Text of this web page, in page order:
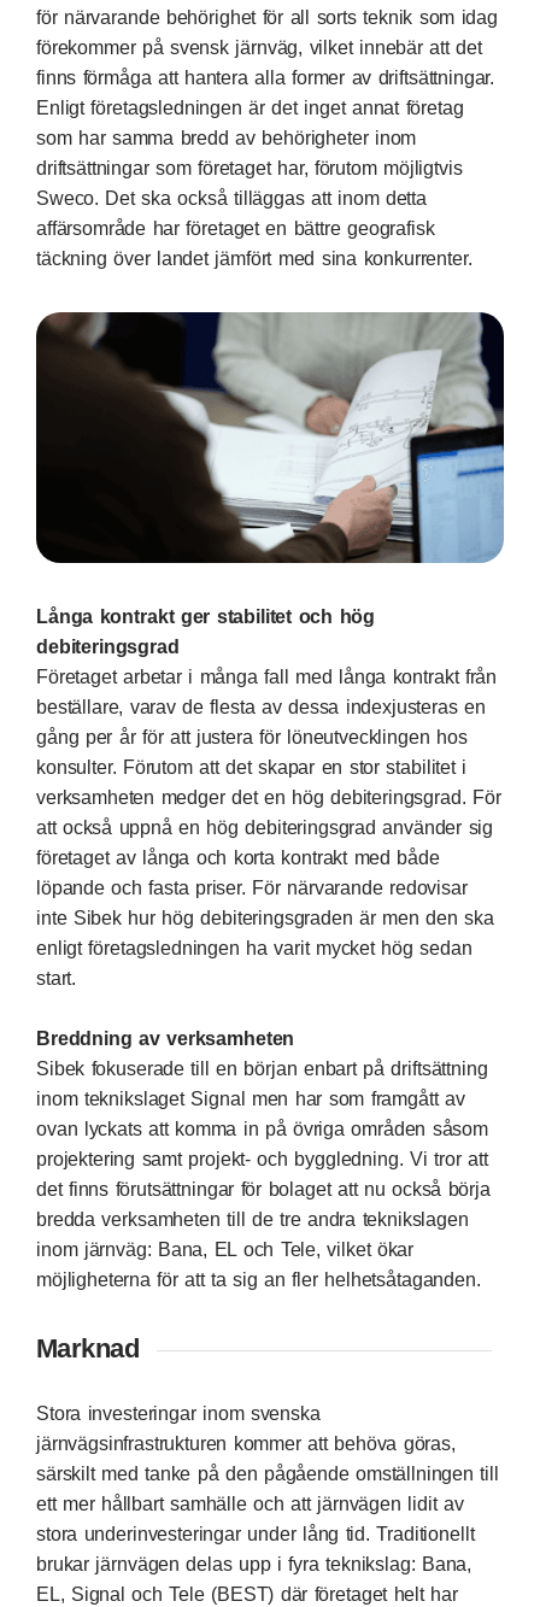
för närvarande behörighet för all sorts teknik som idag
förekommer på svensk järnväg, vilket innebär att det
finns förmåga att hantera alla former av driftsättningar.
Enligt företagsledningen är det inget annat företag
som har samma bredd av behörigheter inom
driftsättningar som företaget har, förutom möjligtvis
Sweco. Det ska också tilläggas att inom detta
affärsområde har företaget en bättre geografisk
täckning över landet jämfört med sina konkurrenter.
Långa kontrakt ger stabilitet och hög
debiteringsgrad
Företaget arbetar i många fall med långa kontrakt från
beställare, varav de flesta av dessa indexjusteras en
gång per år för att justera för löneutvecklingen hos
konsulter. Förutom att det skapar en stor stabilitet i
verksamheten medger det en hög debiteringsgrad. För
att också uppnå en hög debiteringsgrad använder sig
företaget av långa och korta kontrakt med både
löpande och fasta priser. För närvarande redovisar
inte Sibek hur hög debiteringsgraden är men den ska
enligt företagsledningen ha varit mycket hög sedan
start.
Breddning av verksamheten
Sibek fokuserade till en början enbart på driftsättning
inom teknikslaget Signal men har som framgått av
ovan lyckats att komma in på övriga områden såsom
projektering samt projekt- och byggledning. Vi tror att
det finns förutsättningar för bolaget att nu också börja
bredda verksamheten till de tre andra teknikslagen
inom järnväg: Bana, EL och Tele, vilket ökar
möjligheterna för att ta sig an fler helhetsåtaganden.
Marknad
Stora investeringar inom svenska
järnvägsinfrastrukturen kommer att behöva göras,
särskilt med tanke på den pågående omställningen till
ett mer hållbart samhälle och att järnvägen lidit av
stora underinvesteringar under lång tid. Traditionellt
brukar järnvägen delas upp i fyra teknikslag: Bana,
EL, Signal och Tele (BEST) där företaget helt har